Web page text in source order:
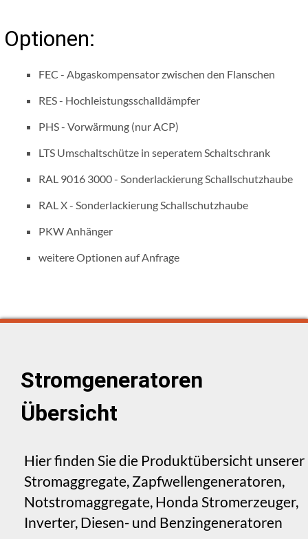
Optionen:
FEC - Abgaskompensator zwischen den Flanschen
RES - Hochleistungsschalldämpfer
PHS - Vorwärmung (nur ACP)
LTS Umschaltschütze in seperatem Schaltschrank
RAL 9016 3000 - Sonderlackierung Schallschutzhaube
RAL X - Sonderlackierung Schallschutzhaube
PKW Anhänger
weitere Optionen auf Anfrage
Stromgeneratoren
Übersicht
Hier finden Sie die Produktübersicht unserer
Stromaggregate, Zapfwellengeneratoren,
Notstromaggregate, Honda Stromerzeuger,
Inverter, Diesen- und Benzingeneratoren